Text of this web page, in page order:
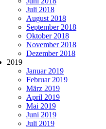
Juli 2018
August 2018
September 2018
Oktober 2018
November 2018
Dezember 2018
2019
Januar 2019
Februar 2019
März 2019
April 2019
Mai 2019
Juni 2019
Juli 2019